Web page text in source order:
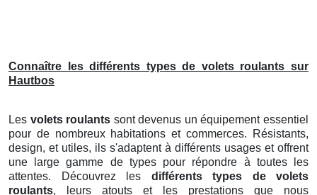
Connaître les différents types de volets roulants sur
Hautbos
Les volets roulants sont devenus un équipement essentiel
pour de nombreux habitations et commerces. Résistants,
design, et utiles, ils s'adaptent à différents usages et offrent
une large gamme de types pour répondre à toutes les
attentes. Découvrez les différents types de volets
roulants, leurs atouts et les prestations que nous